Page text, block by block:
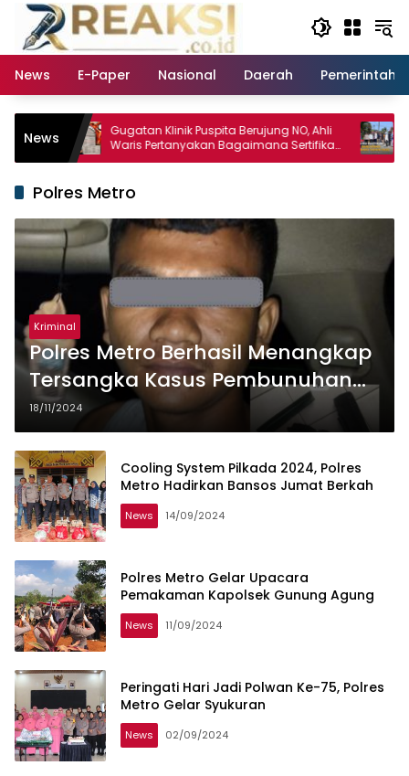
Langsung
konten
News
E-Paper Nasional Daerah
News Gugatan Klinik Puspita Berujung NO, Ahli
Waris Pertanyakan Bagaimana Sertifikat
Hasil Produk Unjuk Rasa Jadi Agunan
Akhiri
Radityo
Diperbaiki
Polres Metro
Kriminal
Polres Metro Berhasil Menangkap
Tersangka Kasus Pembunuhan
Sadis
18/11/2024
Cooling System Pilkada 2024, Polres
Metro Hadirkan Bansos Jumat Berkah
News 14/09/2024
Polres Metro Gelar Upacara
Pemakaman Kapolsek Gunung Agung
News 11/09/2024
Peringati Hari Jadi Polwan Ke-75, Polres
Metro Gelar Syukuran
News 02/09/2024